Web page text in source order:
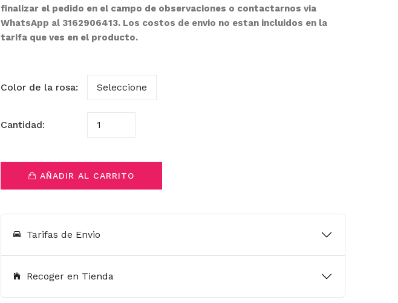
finalizar el pedido en el campo de observaciones o contactarnos via
WhatsApp al 3162906413. Los costos de envio no estan incluidos en la
tarifa que ves en el producto.
Color de la rosa:
Cantidad:
AÑADIR AL CARRITO
Tarifas de Envio
Recoger en Tienda